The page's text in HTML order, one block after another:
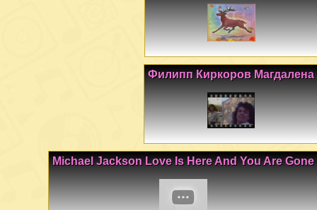
Филипп Киркоров Магдалена
Michael Jackson Love Is Here And You Are Gone